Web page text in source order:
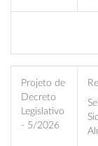
Projeto de
Decreto
Legislativo
- 5/2026